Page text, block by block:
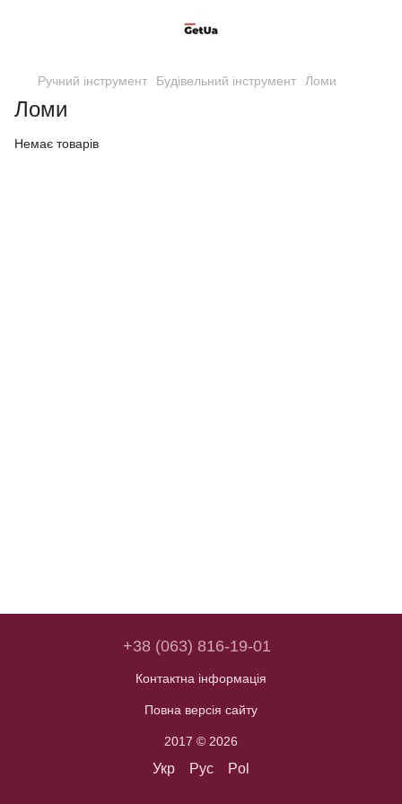
Ручний інструмент Будівельний інструмент Ломи
Ломи
Немає товарів
+38 (063) 816-19-01
Контактна інформація
Повна версія сайту
2017 © 2026
Укр Рус Pol